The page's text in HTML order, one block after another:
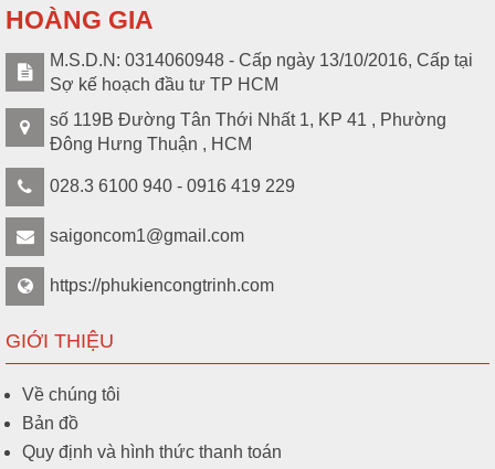
HOÀNG GIA
M.S.D.N: 0314060948 - Cấp ngày 13/10/2016, Cấp tại
Sợ kế hoạch đầu tư TP HCM
số 119B Đường Tân Thới Nhất 1, KP 41 , Phường
Đông Hưng Thuận , HCM
028.3 6100 940 - 0916 419 229
saigoncom1@gmail.com
https://phukiencongtrinh.com
GIỚI THIỆU
Về chúng tôi
Bản đồ
Quy định và hình thức thanh toán